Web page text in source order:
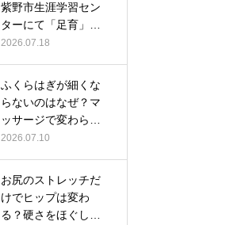
紫野市生涯学習セン
ターにて「足育」講
演会に登壇し…
2026.07.18
ふくらはぎが細くな
らないのはなぜ？マ
ッサージで変わらな
い根本原因
2026.07.10
お尻のストレッチだ
けでヒップは変わ
る？硬さをほぐして